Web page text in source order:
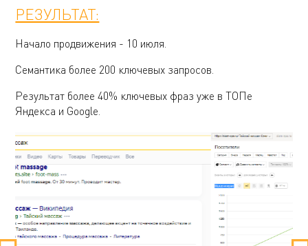
РЕЗУЛЬТАТ:
Начало продвижения - 10 июля.
Семантика более 200 ключевых запросов.
Результат более 40% ключевых фраз уже в ТОПе
Яндекса и Google.